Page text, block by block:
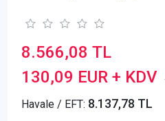
8.566,08 TL
130,09 EUR + KDV
Havale / EFT: 8.137,78 TL